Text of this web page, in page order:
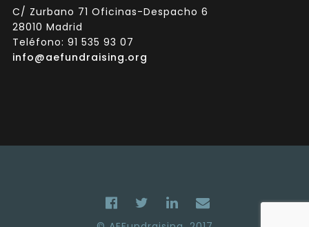
C/ Zurbano 71 Oficinas-Despacho 6
28010 Madrid
Teléfono: 91 535 93 07
info@aefundraising.org